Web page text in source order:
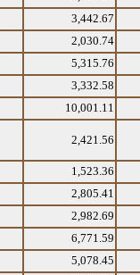
3,442.67
2,030.74
5,315.76
3,332.58
10,001.11
2,421.56
1,523.36
2,805.41
2,982.69
6,771.59
5,078.45